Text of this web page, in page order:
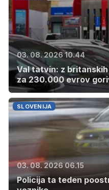
03. 08. 2026 10.44
Val tatvin: z
za 230.000 evrov
SLOVENIJA
03. 08. 2026 06.15
Policija ta teden